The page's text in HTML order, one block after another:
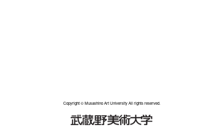
Copyright © Musashino Art University All rights reserved.